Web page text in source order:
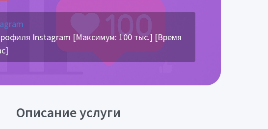
Instagram [Максимум: 100 тыс.] [Время
Описание услуги